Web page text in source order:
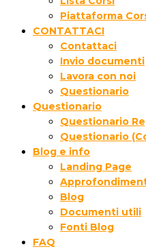
Piattaforma
CONTATTACI
Contattaci
Invio documenti
Lavora con noi
Questionario
Questionario
Questionario
Questionario
Blog e info
Landing Page
Blog
Documenti utili
Fonti Blog
FAQ